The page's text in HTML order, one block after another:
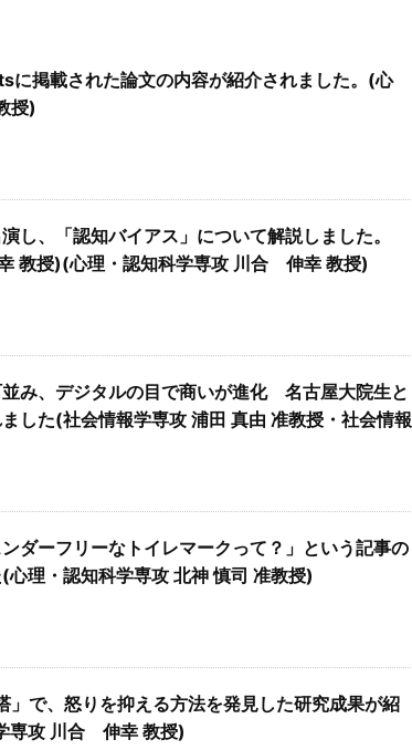
掲載された論文の内容が紹介されました。(心
授)
し、「認知バイアス」について解説しました。
教授)(心理・認知科学専攻 川合 伸幸 教授)
み、デジタルの目で商いが進化 名古屋大院生と
した(社会情報学専攻 浦田 真由 准教授・社会情報
ダーフリーなトイレマークって？」という記事の
理・認知科学専攻 北神 慎司 准教授)
」で、怒りを抑える方法を発見した研究成果が紹
専攻 川合 伸幸 教授)